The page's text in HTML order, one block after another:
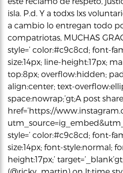
isla. P.d. Y a todxs lxs
a cambio lo entregan todo
compatriotas, MUCHAS
style=’ color:#c9c8cd; font-
size:14px; line-height:17px;
top:8px; overflow:hidden;
align:center; text-
space:nowrap;’gt;A post
href=’https://
style=’ color:#c9c8cd; font-
size:14px; font-style:normal;
height:17px;’